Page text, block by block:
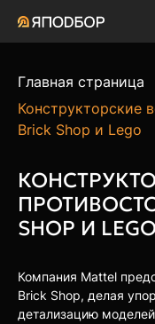
Главная страница
Конструкторские
Brick Shop и Lego
SHOP И LEGO
Компания Mattel
Brick Shop, делая
детализацию